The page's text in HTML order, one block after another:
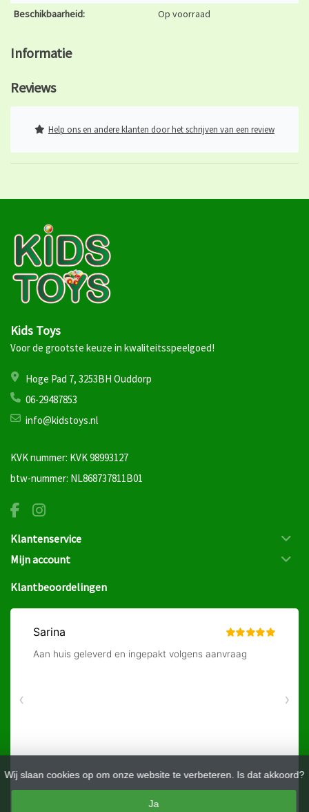
Wij slaan cookies op om onze website te verbeteren. Is dat akkoord?
Ja
Beschikbaarheid:
Op voorraad
Informatie
Reviews
Help ons en andere klanten door het schrijven van een review
Kids Toys
Voor de grootste keuze in kwaliteitsspeelgoed!
Hoge Pad 7, 3253BH Ouddorp
06-29487853
info@kidstoys.nl
KVK nummer: KVK 98993127
btw-nummer: NL868737811B01
Klantenservice
Mijn account
Klantbeoordelingen